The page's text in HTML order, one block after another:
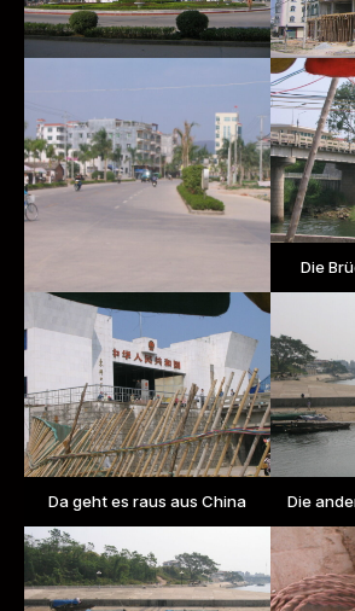
Die
Da geht es raus aus China Die